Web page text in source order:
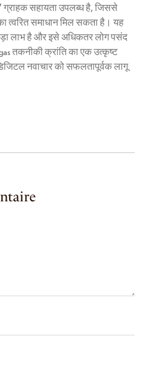
ग्राहक सहायता उपलब्ध है, जिससे
त्वरित समाधान मिल सकता है। यह
लाभ है और इसे अधिकतर लोग पसंद
तकनीकी क्रांति का एक उत्कृष्ट
नवाचार को सफलतापूर्वक लागू